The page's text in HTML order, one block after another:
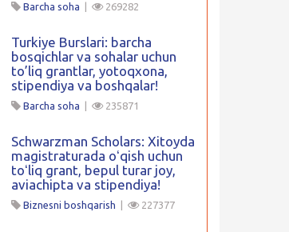
Barcha soha 269282
Turkiye Burslari: barcha
bosqichlar va sohalar uchun
to’liq grantlar, yotoqxona,
stipendiya va boshqalar!
Barcha soha 235871
Schwarzman Scholars: Xitoyda
magistraturada oʻqish uchun
toʻliq grant, bepul turar joy,
aviachipta va stipendiya!
Biznesni boshqarish 227377